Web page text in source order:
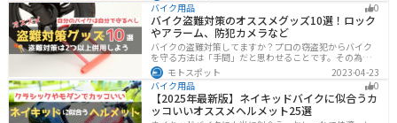
に真冬でも使えるライディングパンツを12選紹介しま
す！
バイク用品
0
バイク盗難対策のオススメグッズ10選！ロック
やアラーム、防犯カメラなど
バイクの盗難対策してますか？プロの窃盗犯からバイク
を守る方法は「手間」だと思わせることです。その為に
は「チェーンロック 」「ディスクロック」などしっかり
と対策をしておきましょう。この記事では、すぐできる
バイクの盗難対策オススメグッズを紹介します。
モトスポット
2023-04-23
バイク用品
0
【2025年最新版】ネイキッドバイクに似合うカ
ッコいいオススメヘルメット25選